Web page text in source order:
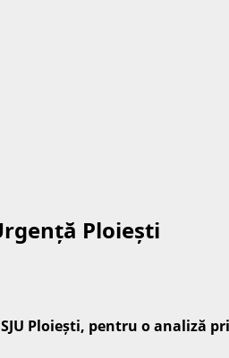
Ploiești
Ploiești, pentru o analiză